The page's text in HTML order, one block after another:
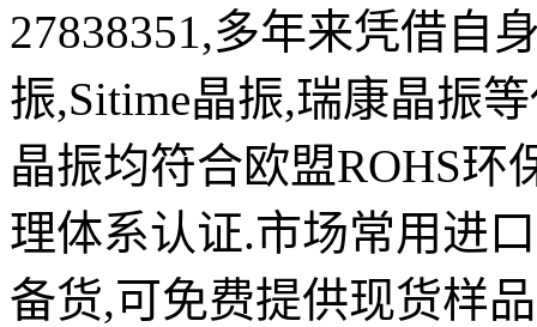
27838351,多年来凭借自
振,Sitime晶振,瑞康晶振
晶振均符合欧盟ROHS环
理体系认证.市场常用进
备货,可免费提供现货样